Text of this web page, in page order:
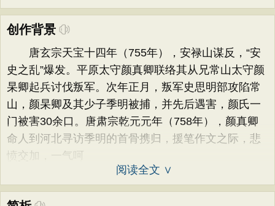
创作背景
唐玄宗天宝十四年（755年），安禄山谋反，“安
史之乱”爆发。平原太守颜真卿联络其从兄常山太守颜
杲卿起兵讨伐叛军。次年正月，叛军史思明部攻陷常
山，颜杲卿及其少子季明被捕，并先后遇害，颜氏一
门被害30余口。唐肃宗乾元元年（758年），颜真卿
命人到河北寻访季明的首骨携归，援笔作文之际，悲
愤交加，一气呵
阅读全文 ∨